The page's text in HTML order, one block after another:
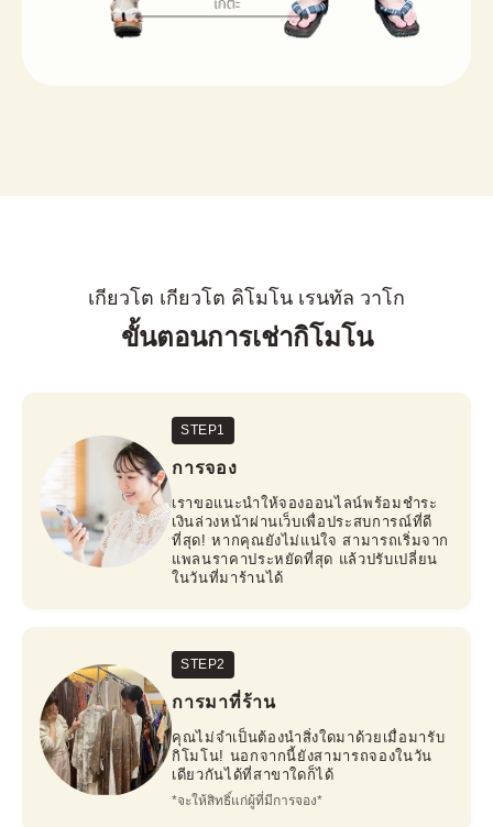
เกียวโต เกียวโต คิโมโน เรนทัล วาโก
ขั้นตอนการเช่ากิโมโน
STEP1
การจอง
เราขอแนะนำให้จองออนไลน์พร้อมชำระ
เงินล่วงหน้าผ่านเว็บเพื่อประสบการณ์ที่ดี
ที่สุด! หากคุณยังไม่แน่ใจ สามารถเริ่มจาก
แพลนราคาประหยัดที่สุด แล้วปรับเปลี่ยน
ในวันที่มาร้านได้
STEP2
การมาที่ร้าน
คุณไม่จำเป็นต้องนำสิ่งใดมาด้วยเมื่อมารับ
กิโมโน! นอกจากนี้ยังสามารถจองในวัน
เดียวกันได้ที่สาขาใดก็ได้
*จะให้สิทธิ์แก่ผู้ที่มีการจอง*